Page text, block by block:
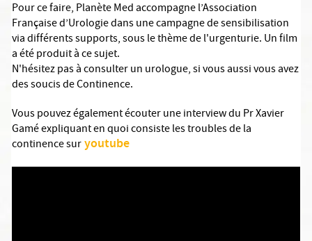
Pour ce faire, Planète Med accompagne l’Association
Française d’Urologie dans une campagne de sensibilisation
via différents supports, sous le thème de l'urgenturie. Un film
a été produit à ce sujet.
N'hésitez pas à consulter un urologue, si vous aussi vous avez
des soucis de Continence.
Vous pouvez également écouter une interview du Pr Xavier
Gamé expliquant en quoi consiste les troubles de la
continence suryoutube